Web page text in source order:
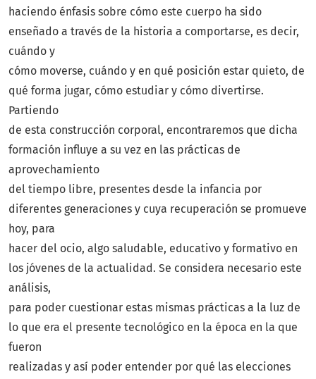
haciendo énfasis sobre cómo este cuerpo ha sido
enseñado a través de la historia a comportarse, es decir,
cuándo y
cómo moverse, cuándo y en qué posición estar quieto, de
qué forma jugar, cómo estudiar y cómo divertirse.
Partiendo
de esta construcción corporal, encontraremos que dicha
formación influye a su vez en las prácticas de
aprovechamiento
del tiempo libre, presentes desde la infancia por
diferentes generaciones y cuya recuperación se promueve
hoy, para
hacer del ocio, algo saludable, educativo y formativo en
los jóvenes de la actualidad. Se considera necesario este
análisis,
para poder cuestionar estas mismas prácticas a la luz de
lo que era el presente tecnológico en la época en la que
fueron
realizadas y así poder entender por qué las elecciones